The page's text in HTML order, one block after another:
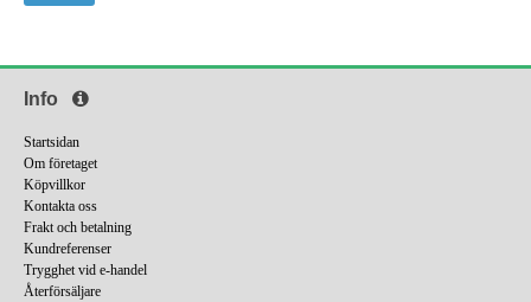
Info
Startsidan
Om företaget
Köpvillkor
Kontakta oss
Frakt och betalning
Kundreferenser
Trygghet vid e-handel
Återförsäljare